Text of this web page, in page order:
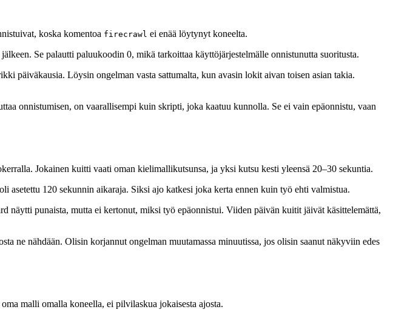
koska komentoa firecrawl ei enää löytynyt koneelta.
Se palautti paluukoodin 0, mikä tarkoittaa käyttöjärjestelmälle onnistunutta suoritusta.
päiväkausia. Löysin ongelman vasta sattumalta, kun avasin lokit aivan toisen asian takia.
onnistumisen, on vaarallisempi kuin skripti, joka kaatuu kunnolla. Se ei vain epäonnistu, vaan
Jokainen kuitti vaati oman kielimallikutsunsa, ja yksi kutsu kesti yleensä 20–30 sekuntia.
asetettu 120 sekunnin aikaraja. Siksi ajo katkesi joka kerta ennen kuin työ ehti valmistua.
näytti punaista, mutta ei kertonut, miksi työ epäonnistui. Viiden päivän kuitit jäivät käsittelemättä,
ne nähdään. Olisin korjannut ongelman muutamassa minuutissa, jos olisin saanut näkyviin edes
malli omalla koneella, ei pilvilaskua jokaisesta ajosta.